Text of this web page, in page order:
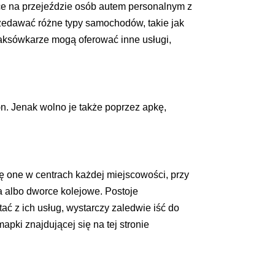
na przejeździe osób autem personalnym z
różne typy samochodów, takie jak
mogą oferować inne usługi,
Jenak wolno je także poprzez apkę,
one w centrach każdej miejscowości, przy
albo dworce kolejowe. Postoje
z ich usług, wystarczy zaledwie iść do
znajdującej się na tej stronie